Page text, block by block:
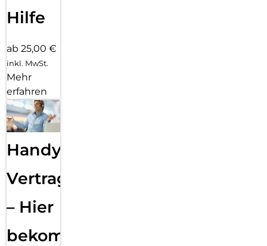
Hilfe
ab 25,00 €
inkl. MwSt.
Mehr
erfahren
Handy
Vertragsabwicklung
– Hier
bekommst